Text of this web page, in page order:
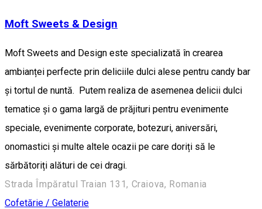
Moft Sweets & Design
Moft Sweets and Design este specializată în crearea
ambianței perfecte prin deliciile dulci alese pentru candy bar
și tortul de nuntă. Putem realiza de asemenea delicii dulci
tematice și o gama largă de prăjituri pentru evenimente
speciale, evenimente corporate, botezuri, aniversări,
onomastici și multe altele ocazii pe care doriți să le
sărbătoriți alături de cei dragi.
Strada Împăratul Traian 131, Craiova, Romania
Cofetărie / Gelaterie